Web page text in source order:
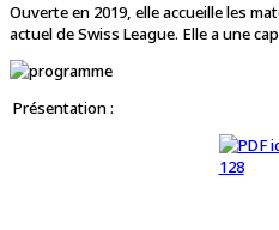
Ouverte en 2019, elle accueille les
actuel de Swiss League. Elle a une
Présentation :